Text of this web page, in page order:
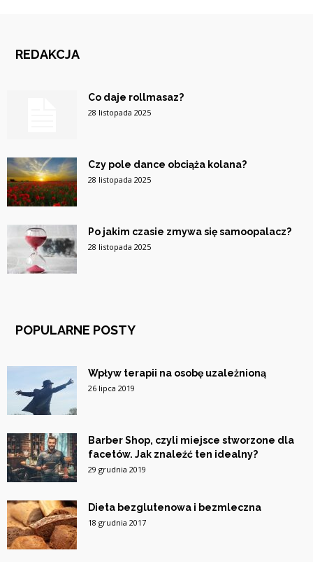
REDAKCJA
Co daje rollmasaz?
28 listopada 2025
Czy pole dance obciąża kolana?
28 listopada 2025
Po jakim czasie zmywa się samoopalacz?
28 listopada 2025
POPULARNE POSTY
Wpływ terapii na osobę uzależnioną
26 lipca 2019
Barber Shop, czyli miejsce stworzone dla
facetów. Jak znaleźć ten idealny?
29 grudnia 2019
Dieta bezglutenowa i bezmleczna
18 grudnia 2017